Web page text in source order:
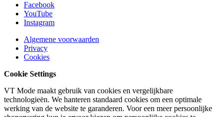
Facebook
YouTube
Instagram
Algemene voorwaarden
Privacy
Cookies
Cookie Settings
VT Mode maakt gebruik van cookies en vergelijkbare
technologieën. We hanteren standaard cookies om een optimale
werking van de website te garanderen. Voor een meer persoonlijke